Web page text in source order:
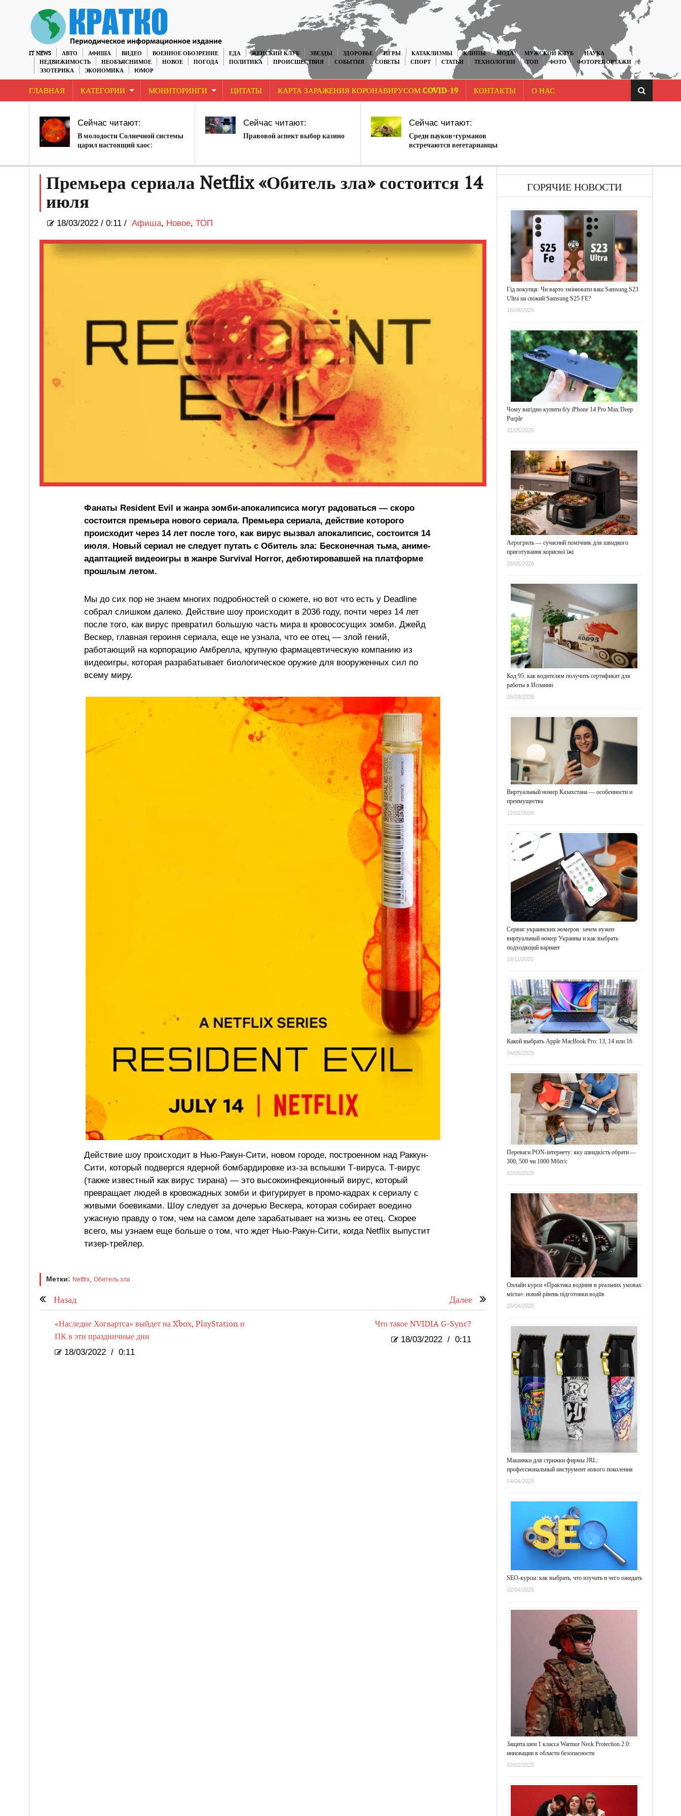
IT NEWS АВТО АФИША ВИДЕО ВОЕННОЕ ОБОЗРЕНИЕ ЕДА ЖЕНСКИЙ КЛУБ ЗВЕЗДЫ ЗДОРОВЬЕ ИГРЫ КАТАКЛИЗМЫ КЛИПЫ МОДА МУЖСКОЙ КЛУБ
НАУКА
НЕДВИЖИМОСТЬ
НЕОБЪЯСНИМОЕ НОВОЕ ПОГОДА ПОЛИТИКА ПРОИСШЕСТВИЯ СОБЫТИЯ СОВЕТЫ СПОРТ СТАТЬИ ТЕХНОЛОГИИ ТОП ФОТО
ФОТОРЕПОРТАЖИ
ЭЗОТЕРИКА
ЭКОНОМИКА ЮМОР
ГЛАВНАЯ КАТЕГОРИИ МОНИТОРИНГИ ЦИТАТЫ КАРТА ЗАРАЖЕНИЯ КОРОНАВИРУСОМ COVID-19 КОНТАКТЫ О НАС
Сейчас читают:
В молодости Солнечной системы
царил настоящий хаос:
астероидов были обычным
Сейчас читают:
Правовой аспект выбор казино
Сейчас читают:
Среди пауков-гурманов
встречаются вегетарианцы
Премьера сериала Netflix «Обитель зла» состоится 14
июля
18/03/2022/ 0:11 / Афиша, Новое, ТОП
Фанаты Resident Evil и жанра зомби-апокалипсиса могут радоваться — скоро
состоится премьера нового сериала. Премьера сериала, действие которого
происходит через 14 лет после того, как вирус вызвал апокалипсис, состоится 14
июля. Новый сериал не следует путать с Обитель зла: Бесконечная тьма, аниме-
адаптацией видеоигры в жанре Survival Horror, дебютировавшей на платформе
прошлым летом.
Мы до сих пор не знаем многих подробностей о сюжете, но вот что есть у Deadline
собрал слишком далеко. Действие шоу происходит в 2036 году, почти через 14 лет
после того, как вирус превратил большую часть мира в кровососущих зомби. Джейд
Вескер, главная героиня сериала, еще не узнала, что ее отец — злой гений,
работающий на корпорацию Амбрелла, крупную фармацевтическую компанию из
видеоигры, которая разрабатывает биологическое оружие для вооруженных сил по
всему миру.
Действие шоу происходит в Нью-Ракун-Сити, новом городе, построенном над Раккун-
Сити, который подвергся ядерной бомбардировке из-за вспышки Т-вируса. Т-вирус
(также известный как вирус тирана) — это высокоинфекционный вирус, который
превращает людей в кровожадных зомби и фигурирует в промо-кадрах к сериалу с
живыми боевиками. Шоу следует за дочерью Вескера, которая собирает воедино
ужасную правду о том, чем на самом деле зарабатывает на жизнь ее отец. Скорее
всего, мы узнаем еще больше о том, что ждет Нью-Ракун-Сити, когда Netflix выпустит
тизер-трейлер.
Метки: Netflix, Обитель зла
Назад Далее
«Наследие Хогвартса» выйдет на Xbox, PlayStation и
ПК в эти праздничные дни
18/03/2022 / 0:11
Что такое NVIDIA G-Sync?
18/03/2022 / 0:11
ГОРЯЧИЕ НОВОСТИ
Гід покупця: Чи варто змінювати ваш Samsung S23
Ultra на свіжий Samsung S25 FE?
16/06/2026
Чому вигідно купити б/у iPhone 14 Pro Max Deep
Purple
31/05/2026
Аерогриль — сучасний помічник для швидкого
приготування корисної їжі
28/05/2026
Код 95: как водителям получить сертификат для
работы в Испании
26/03/2026
Виртуальный номер Казахстана — особенности и
преимущества
12/02/2026
Сервис украинских номеров: зачем нужен
виртуальный номер Украины и как выбрать
подходящий вариант
18/11/2025
Какой выбрать Apple MacBook Pro: 13, 14 или 16
04/05/2025
Переваги PON-інтернету: яку швидкість обрати —
300, 500 чи 1000 Мбіт/с
02/05/2025
Онлайн курси «Практика водіння в реальних умовах
міста»: новий рівень підготовки водіїв
25/04/2025
Машинки для стрижки фирмы JRL:
профессиональный инструмент нового поколения
04/04/2025
SEO-курсы: как выбрать, что изучать и чего ожидать
02/04/2025
Защита шеи 1 класса Warmor Neck Protection 2.0:
инновации в области безопасности
02/01/2025